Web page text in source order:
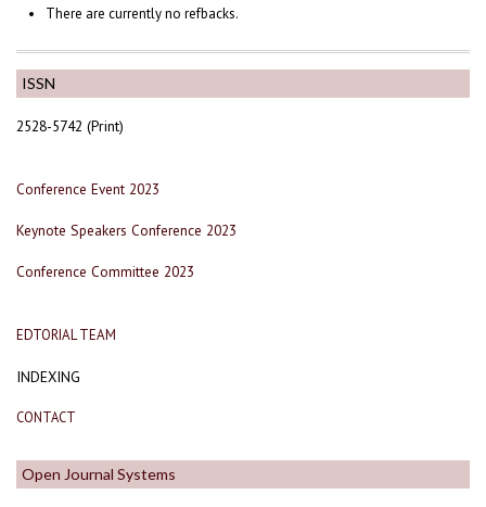
ISSN
2528-5742 (Print)
Conference Event 2023
Keynote Speakers Conference 2023
Conference Committee 2023
EDTORIAL TEAM
INDEXING
CONTACT
Open Journal Systems
There are currently no refbacks.